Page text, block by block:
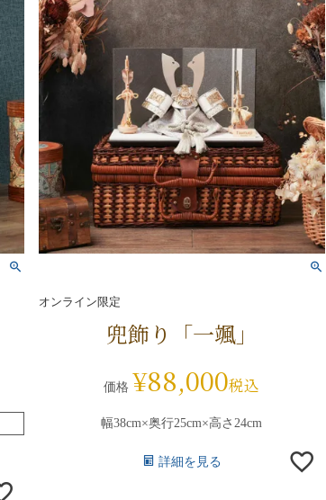
オンライン限定
兜飾り「一颯」
価格 ¥88,000税込
幅38cm×奥行25cm×高さ24cm
詳細を見る